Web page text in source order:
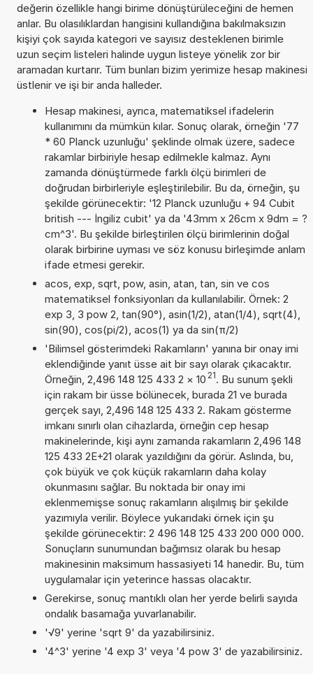
değerin özellikle hangi birime dönüştürüleceğini de hemen
anlar. Bu olasılıklardan hangisini kullandığına bakılmaksızın
kişiyi çok sayıda kategori ve sayısız desteklenen birimle
uzun seçim listeleri halinde uygun listeye yönelik zor bir
aramadan kurtarır. Tüm bunları bizim yerimize hesap makinesi
üstlenir ve işi bir anda halleder.
Hesap makinesi, ayrıca, matematiksel ifadelerin
kullanımını da mümkün kılar. Sonuç olarak, örneğin '77
* 60 Planck uzunluğu' şeklinde olmak üzere, sadece
rakamlar birbiriyle hesap edilmekle kalmaz. Aynı
zamanda dönüştürmede farklı ölçü birimleri de
doğrudan birbirleriyle eşleştirilebilir. Bu da, örneğin, şu
şekilde görünecektir: '12 Planck uzunluğu + 94 Cubit
british --- İngiliz cubit' ya da '43mm x 26cm x 9dm = ?
cm^3'. Bu şekilde birleştirilen ölçü birimlerinin doğal
olarak birbirine uyması ve söz konusu birleşimde anlam
ifade etmesi gerekir.
acos, exp, sqrt, pow, asin, atan, tan, sin ve cos
matematiksel fonksiyonları da kullanılabilir. Örnek: 2
exp 3, 3 pow 2, tan(90°), asin(1/2), atan(1/4), sqrt(4),
sin(90), cos(pi/2), acos(1) ya da sin(π/2)
'Bilimsel gösterimdeki Rakamların' yanına bir onay imi
eklendiğinde yanıt üsse ait bir sayı olarak çıkacaktır.
Örneğin, 2,496 148 125 433 2 × 10 21. Bu sunum şekli
için rakam bir üsse bölünecek, burada 21 ve burada
gerçek sayı, 2,496 148 125 433 2. Rakam gösterme
imkanı sınırlı olan cihazlarda, örneğin cep hesap
makinelerinde, kişi aynı zamanda rakamların 2,496 148
125 433 2E+21 olarak yazıldığını da görür. Aslında, bu,
çok büyük ve çok küçük rakamların daha kolay
okunmasını sağlar. Bu noktada bir onay imi
eklenmemişse sonuç rakamların alışılmış bir şekilde
yazımıyla verilir. Böylece yukarıdaki örnek için şu
şekilde görünecektir: 2 496 148 125 433 200 000 000.
Sonuçların sunumundan bağımsız olarak bu hesap
makinesinin maksimum hassasiyeti 14 hanedir. Bu, tüm
uygulamalar için yeterince hassas olacaktır.
Gerekirse, sonuç mantıklı olan her yerde belirli sayıda
ondalık basamağa yuvarlanabilir.
'√9' yerine 'sqrt 9' da yazabilirsiniz.
'4^3' yerine '4 exp 3' veya '4 pow 3' de yazabilirsiniz.